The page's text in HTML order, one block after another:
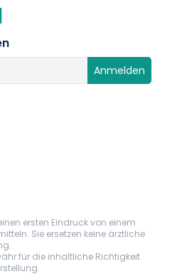
Anmelden
ersten Eindruck von einem
Sie ersetzen keine ärztliche
für die inhaltliche Richtigkeit